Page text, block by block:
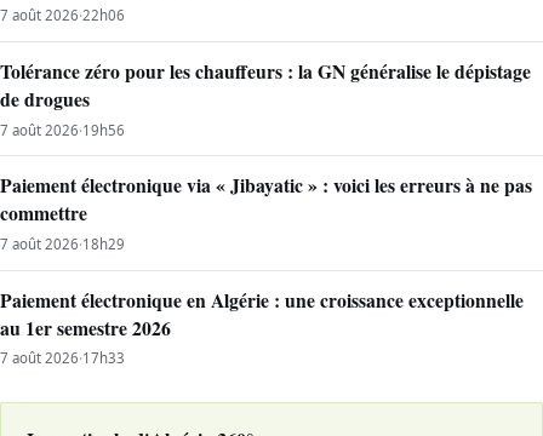
7 août 2026·22h06
Tolérance zéro pour les chauffeurs : la GN généralise le dépistage
de drogues
7 août 2026·19h56
Paiement électronique via « Jibayatic » : voici les erreurs à ne pas
commettre
7 août 2026·18h29
Paiement électronique en Algérie : une croissance exceptionnelle
au 1er semestre 2026
7 août 2026·17h33